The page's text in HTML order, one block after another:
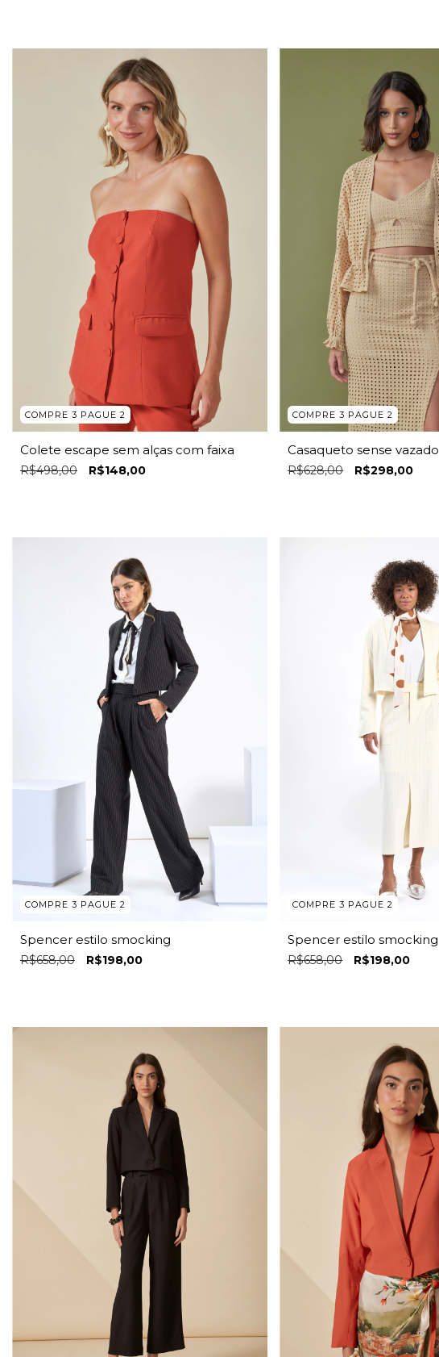
COMPRE 3 PAGUE 2
Colete escape sem alças com faixa
R$498,00 R$148,00
COMPRE 3 PAGUE 2
Casaqueto sense vazado
R$628,00 R$298,00
COMPRE 3 PAGUE 2
Spencer estilo smocking
R$658,00 R$198,00
COMPRE 3 PAGUE 2
Spencer estilo smocking
R$658,00 R$198,00